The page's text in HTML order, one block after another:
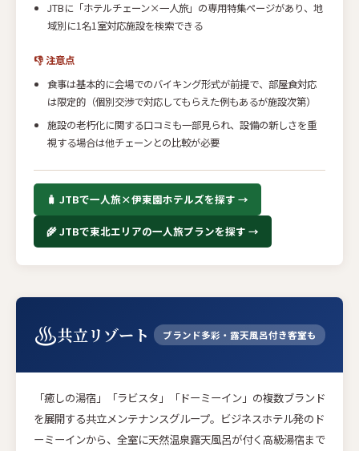
JTBに「ホテルチェーン×一人旅」の専用特集ページがあり、地
域別に1名1室対応施設を検索できる
👎 注意点
食事は基本的に会場でのバイキング形式が前提で、部屋食対応
は限定的（個別交渉で対応してもらえた例もあるが施設次第）
施設の老朽化に関する口コミも一部見られ、設備の新しさを重
視する場合は他チェーンとの比較が必要
🧳 JTBで一人旅×伊東園ホテルズを探す →
🌾 JTBで東北エリアの一人旅プランを探す →
♨共立リゾート ブランド多彩・露天風呂付き客室も
「癒しの湯宿」「ラビスタ」「ドーミーイン」の複数ブランド
を展開する共立メンテナンスグループ。ビジネスホテル発のド
ーミーインから、全室に天然温泉露天風呂が付く高級湯宿まで